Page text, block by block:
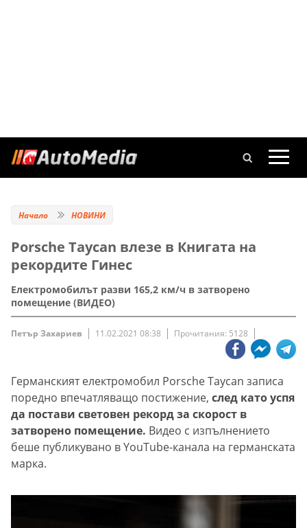
Начало НОВИНИ
Porsche Taycan влезе в Книгата на
рекордите Гинес
Електромобилът разви 165,2 км/ч в затворено
помещение (ВИДЕО)
Петър Захариев 11.02.2021 08:38 Прочитания: 5128
Германският електромобил Porsche Taycan записа
поредно впечатляващо постижение, след като успя
да постави световен рекорд за скорост в
затворено помещение. Видео с изпълнението
беше публикувано в YouTube-канала на германската
марка.